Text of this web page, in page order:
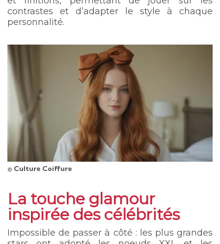
contrastes et d’adapter le style à chaque
personnalité.
© Culture Coiffure
La touche glamour
inspirée des célébrités
Impossible de passer à côté : les plus grandes